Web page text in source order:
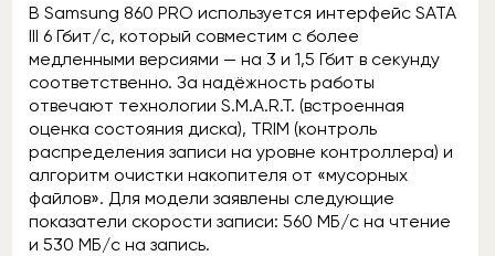
В Samsung 860 PRO используется интерфейс SATA
III 6 Гбит/с, который совместим с более
медленными версиями — на 3 и 1,5 Гбит в секунду
соответственно. За надёжность работы
отвечают технологии S.M.A.R.T. (встроенная
оценка состояния диска), TRIM (контроль
распределения записи на уровне контроллера) и
алгоритм очистки накопителя от «мусорных
файлов». Для модели заявлены следующие
показатели скорости записи: 560 МБ/с на чтение
и 530 МБ/с на запись.